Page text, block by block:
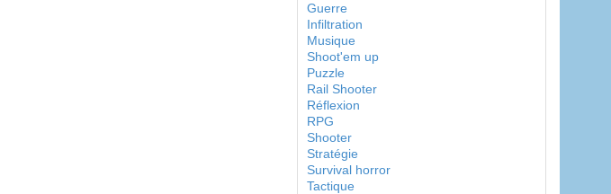
Guerre
Infiltration
Musique
Shoot'em up
Puzzle
Rail Shooter
Réflexion
RPG
Shooter
Stratégie
Survival horror
Tactique